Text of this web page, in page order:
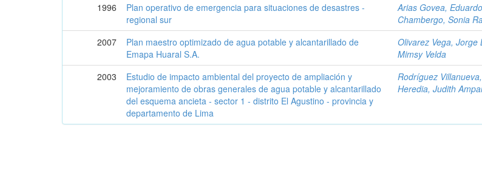
1996
Plan operativo de emergencia para situaciones de desastres -
regional sur
Arias Govea, Eduardo
Chambergo, Sonia
2007
Plan maestro optimizado de agua potable y alcantarillado de
Emapa Huaral S.A.
Olivarez Vega, Jorge
Mimsy Velda
2003
Estudio de impacto ambiental del proyecto de ampliación y
mejoramiento de obras generales de agua potable y alcantarillado
del esquema ancieta - sector 1 - distrito El Agustino - provincia y
departamento de Lima
Rodríguez
Heredia, Judith